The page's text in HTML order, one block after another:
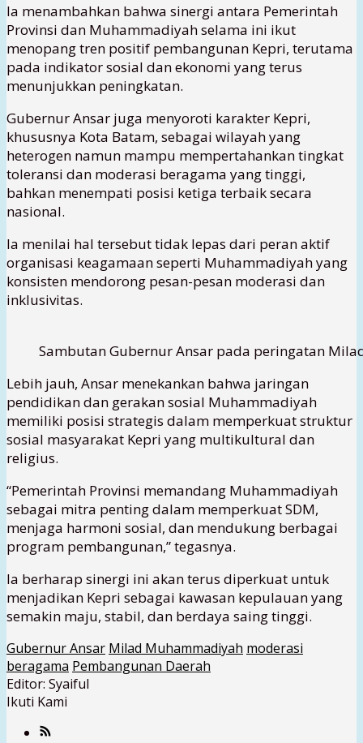
Ia menambahkan bahwa sinergi antara Pemerintah
Provinsi dan Muhammadiyah selama ini ikut
menopang tren positif pembangunan Kepri, terutama
pada indikator sosial dan ekonomi yang terus
menunjukkan peningkatan.
Gubernur Ansar juga menyoroti karakter Kepri,
khususnya Kota Batam, sebagai wilayah yang
heterogen namun mampu mempertahankan tingkat
toleransi dan moderasi beragama yang tinggi,
bahkan menempati posisi ketiga terbaik secara
nasional.
Ia menilai hal tersebut tidak lepas dari peran aktif
organisasi keagamaan seperti Muhammadiyah yang
konsisten mendorong pesan-pesan moderasi dan
inklusivitas.
Sambutan Gubernur Ansar pada peringatan
Lebih jauh, Ansar menekankan bahwa jaringan
pendidikan dan gerakan sosial Muhammadiyah
memiliki posisi strategis dalam memperkuat struktur
sosial masyarakat Kepri yang multikultural dan
religius.
“Pemerintah Provinsi memandang Muhammadiyah
sebagai mitra penting dalam memperkuat SDM,
menjaga harmoni sosial, dan mendukung berbagai
program pembangunan,” tegasnya.
Ia berharap sinergi ini akan terus diperkuat untuk
menjadikan Kepri sebagai kawasan kepulauan yang
semakin maju, stabil, dan berdaya saing tinggi.
Gubernur Ansar Milad Muhammadiyah moderasi
beragama Pembangunan Daerah
Editor: Syaiful
Ikuti Kami